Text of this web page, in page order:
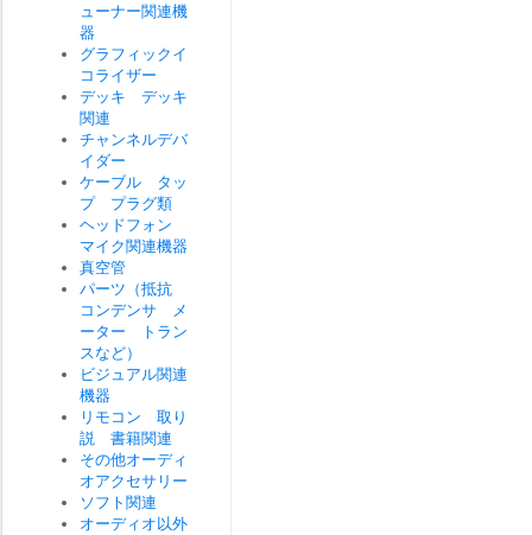
ューナー関連機
器
グラフィックイ
コライザー
デッキ デッキ
関連
チャンネルデバ
イダー
ケーブル タッ
プ プラグ類
ヘッドフォン
マイク関連機器
真空管
パーツ（抵抗
コンデンサ メ
ーター トラン
スなど）
ビジュアル関連
機器
リモコン 取り
説 書籍関連
その他オーディ
オアクセサリー
ソフト関連
オーディオ以外